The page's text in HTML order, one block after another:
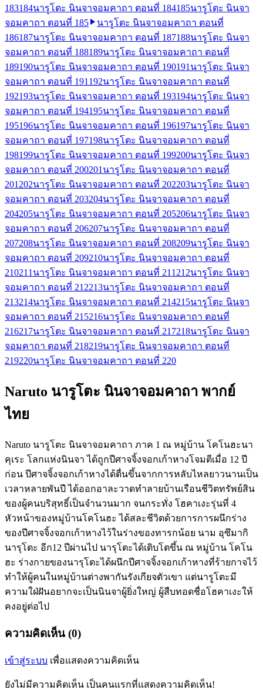
183184นารูโตะ นินจาจอมคาถา ตอนที่ 184185นารูโตะ นินจา
จอมคาถา ตอนที่ 185
นารูโตะ นินจาจอมคาถา ตอนที่
186187นารูโตะ นินจาจอมคาถา ตอนที่ 187188นารูโตะ นินจา
จอมคาถา ตอนที่ 188189นารูโตะ นินจาจอมคาถา ตอนที่
189190นารูโตะ นินจาจอมคาถา ตอนที่ 190191 นารูโตะ นินจา
จอมคาถา ตอนที่ 191 192นารูโตะ นินจาจอมคาถา ตอนที่
192193นารูโตะ นินจาจอมคาถา ตอนที่ 193194นารูโตะ นินจา
จอมคาถา ตอนที่ 194195นารูโตะ นินจาจอมคาถา ตอนที่
195196นารูโตะ นินจาจอมคาถา ตอนที่ 196197นารูโตะ นินจา
จอมคาถา ตอนที่ 197198นารูโตะ นินจาจอมคาถา ตอนที่
198199นารูโตะ นินจาจอมคาถา ตอนที่ 199200นารูโตะ นินจา
จอมคาถา ตอนที่ 200201 นารูโตะ นินจาจอมคาถา ตอนที่
201 202นารูโตะ นินจาจอมคาถา ตอนที่ 202203นารูโตะ นินจา
จอมคาถา ตอนที่ 203204นารูโตะ นินจาจอมคาถา ตอนที่
204205นารูโตะ นินจาจอมคาถา ตอนที่ 205206นารูโตะ นินจา
จอมคาถา ตอนที่ 206207นารูโตะ นินจาจอมคาถา ตอนที่
207208นารูโตะ นินจาจอมคาถา ตอนที่ 208209นารูโตะ นินจา
จอมคาถา ตอนที่ 209210นารูโตะ นินจาจอมคาถา ตอนที่
210211 นารูโตะ นินจาจอมคาถา ตอนที่ 211 212นารูโตะ นินจา
จอมคาถา ตอนที่ 212213นารูโตะ นินจาจอมคาถา ตอนที่
213214นารูโตะ นินจาจอมคาถา ตอนที่ 214215นารูโตะ นินจา
จอมคาถา ตอนที่ 215216นารูโตะ นินจาจอมคาถา ตอนที่
216217นารูโตะ นินจาจอมคาถา ตอนที่ 217218นารูโตะ นินจา
จอมคาถา ตอนที่ 218219นารูโตะ นินจาจอมคาถา ตอนที่
219220นารูโตะ นินจาจอมคาถา ตอนที่ 220
Naruto นารูโตะ นินจาจอมคาถา พากย์
ไทย
Naruto นารูโตะ นินจาจอมคาถา ภาค 1 ณ หมู่บ้าน โคโนฮะนา
คุเระ โลกแห่งนินจา ได้ถูกปีศาจจิ้งจอกเก้าหางโจมตีเมื่อ 12 ปี
ก่อน ปีศาจจิ้งจอกเก้าหางได้ตื่นขึ้นจากการหลับไหลยาวนานเป็น
เวลาหลายพันปี ได้ออกอาละวาดทำลายบ้านเรือนชีวิตทรัพย์สิน
ของผู้คนบริสุทธิ์เป็นจำนวนมาก จนกระทั่ง โฮคาเงะรุ่นที่ 4
หัวหน้าของหมู่บ้านโคโนฮะ ได้สละชีวิตด้วยการการผนึกร่าง
ของปีศาจจิ้งจอกเก้าหางไว้ในร่างของทารกน้อย นาม อุซึมากิ
นารุโตะ อีก12 ปีผ่านไป นารุโตะได้เติบโตขึ้น ณ หมู่บ้าน โคโน
ฮะ ร่างกายของนารุโตะได้ผนึกปีศาจจิ้งจอกเก้าหางที่ร้ายกาจไว้
ทำให้ผู้คนในหมู่บ้านต่างพากันรังเกียจตัวเขา แต่นารูโตะมี
ความใฝ่ฝันอยากจะเป็นนินจาผู้ยิ่งใหญ่ ผู้สืบทอดชื่อโฮคาเงะให้
คงอยู่ต่อไป
ความคิดเห็น (0)
เข้าสู่ระบบ เพื่อแสดงความคิดเห็น
ยังไม่มีความคิดเห็น เป็นคนแรกที่แสดงความคิดเห็น!